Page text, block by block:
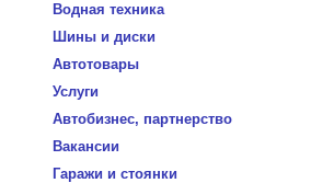
Водная техника
Шины и диски
Автотовары
Услуги
Автобизнес, партнерство
Вакансии
Гаражи и стоянки